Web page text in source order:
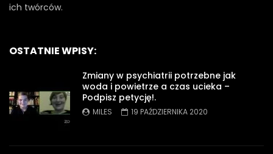
ich twórców.
OSTATNIE WPISY:
Zmiany w psychiatrii potrzebne jak
woda i powietrze a czas ucieka –
Podpisz petycję!.
MILES 19 PAŹDZIERNIKA 2020